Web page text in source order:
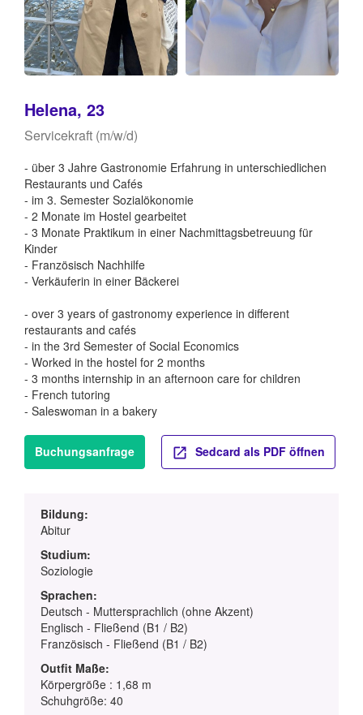
Helena, 23
Servicekraft (m/w/d)
- über 3 Jahre Gastronomie Erfahrung in unterschiedlichen
Restaurants und Cafés
- im 3. Semester Sozialökonomie
- 2 Monate im Hostel gearbeitet
- 3 Monate Praktikum in einer Nachmittagsbetreuung für
Kinder
- Französisch Nachhilfe
- Verkäuferin in einer Bäckerei
- over 3 years of gastronomy experience in different
restaurants and cafés
- in the 3rd Semester of Social Economics
- Worked in the hostel for 2 months
- 3 months internship in an afternoon care for children
- French tutoring
- Saleswoman in a bakery
Buchungsanfrage Sedcard als PDF öffnen
Bildung:
Abitur
Studium:
Soziologie
Sprachen:
Deutsch - Muttersprachlich (ohne Akzent)
Englisch - Fließend (B1 / B2)
Französisch - Fließend (B1 / B2)
Outfit Maße:
Körpergröße : 1,68 m
Schuhgröße: 40